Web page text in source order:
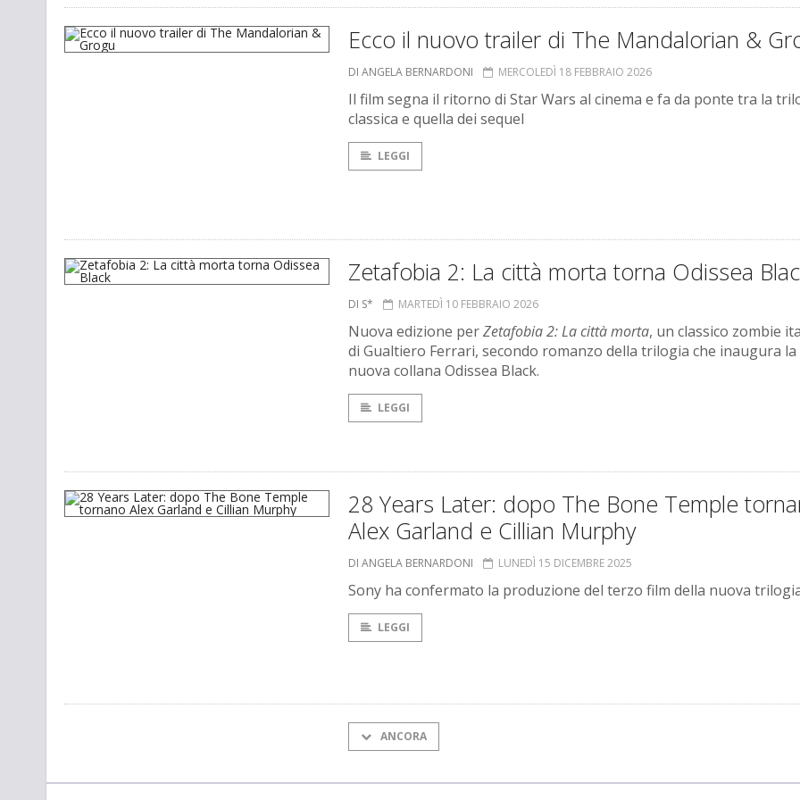
Ecco il nuovo trailer di The Mandalorian &
DI ANGELA BERNARDONI MERCOLEDÌ 18 FEBBRAIO 2026
Il film segna il ritorno di Star Wars al cinema e fa da ponte tra la
classica e quella dei sequel
LEGGI
Zetafobia 2: La città morta torna Odissea
DI S* MARTEDÌ 10 FEBBRAIO 2026
Nuova edizione perZetafobia 2: La città morta, un classico zombie
di Gualtiero Ferrari, secondo romanzo della trilogia che inaugura la
nuova collana Odissea Black.
LEGGI
28 Years Later: dopo The Bone Temple
Alex Garland e Cillian Murphy
DI ANGELA BERNARDONI LUNEDÌ 15 DICEMBRE 2025
Sony ha confermato la produzione del terzo film della nuova
LEGGI
ANCORA